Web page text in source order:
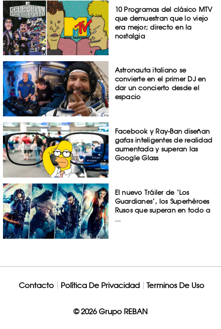
10 Programas del clásico MTV
que demuestran que lo viejo
era mejor; directo en la
nostalgia
Astronauta italiano se
convierte en el primer DJ en
dar un concierto desde el
espacio
Facebook y Ray-Ban diseñan
gafas inteligentes de realidad
aumentada y superan las
Google Glass
El nuevo Tráiler de ‘Los
Guardianes’, los Superhéroes
Rusos que superan en todo a
...
Contacto Política De Privacidad Terminos De Uso
© 2026 Grupo REBAN